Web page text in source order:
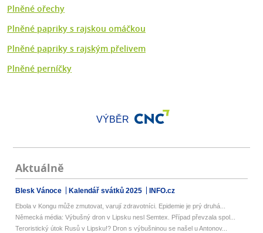
Plněné ořechy
Plněné papriky s rajskou omáčkou
Plněné papriky s rajským přelivem
Plněné perníčky
VÝBĚR
Aktuálně
Blesk Vánoce Kalendář svátků 2025 INFO.cz
Ebola v Kongu může zmutovat, varují zdravotníci. Epidemie je prý druhá...
Německá média: Výbušný dron v Lipsku nesl Semtex. Případ převzala spol...
Teroristický útok Rusů v Lipsku!? Dron s výbušninou se našel u Antonov...